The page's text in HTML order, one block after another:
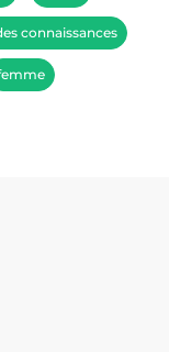
connaissances